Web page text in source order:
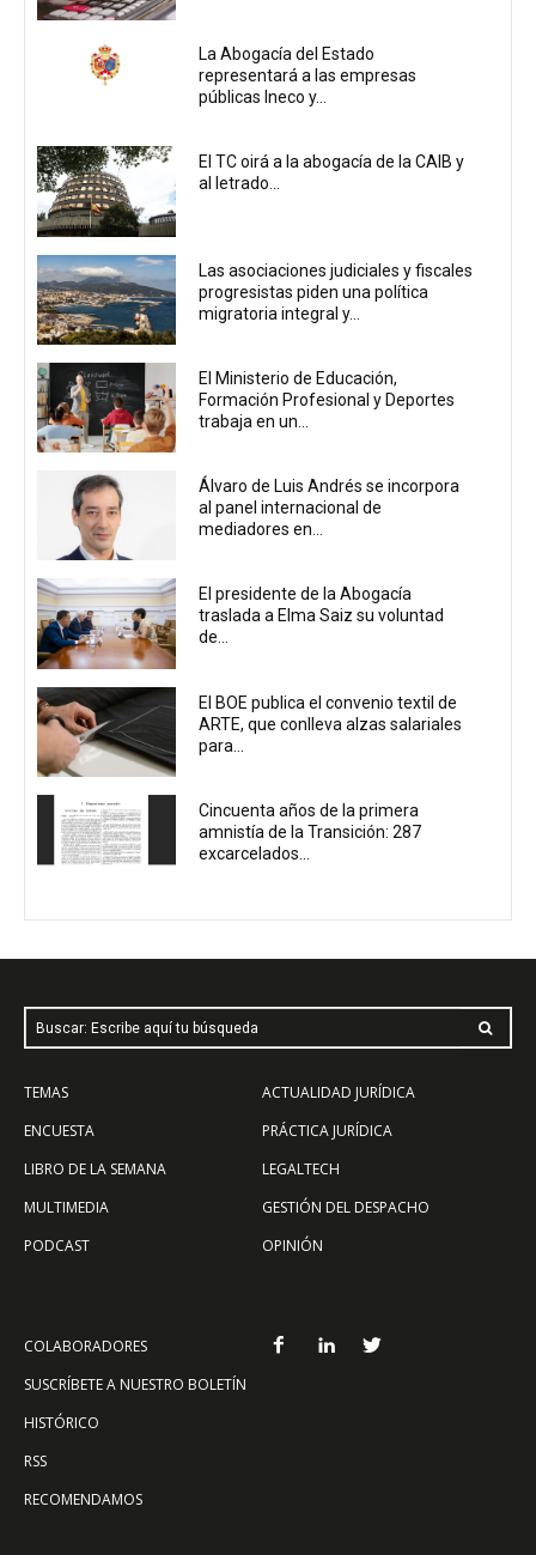
La Abogacía del Estado
representará a las empresas
públicas Ineco y...
El TC oirá a la abogacía de la CAIB y
al letrado...
Las asociaciones judiciales y fiscales
progresistas piden una política
migratoria integral y...
El Ministerio de Educación,
Formación Profesional y Deportes
trabaja en un...
Álvaro de Luis Andrés se incorpora
al panel internacional de
mediadores en...
El presidente de la Abogacía
traslada a Elma Saiz su voluntad
de...
El BOE publica el convenio textil de
ARTE, que conlleva alzas salariales
para...
Cincuenta años de la primera
amnistía de la Transición: 287
excarcelados...
Buscar: Escribe aquí tu búsqueda
TEMAS
ENCUESTA
LIBRO DE LA SEMANA
MULTIMEDIA
PODCAST
ACTUALIDAD JURÍDICA
PRÁCTICA JURÍDICA
LEGALTECH
GESTIÓN DEL DESPACHO
OPINIÓN
COLABORADORES
SUSCRÍBETE A NUESTRO BOLETÍN
HISTÓRICO
RSS
RECOMENDAMOS